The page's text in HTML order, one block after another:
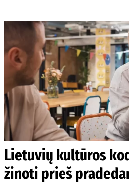
Lietuvių kultūros
žinoti prieš